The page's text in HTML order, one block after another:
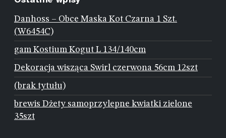
Danhoss – Obce Maska Kot Czarna 1 Szt.
(W6454C)
gam Kostium Kogut L 134/140cm
Dekoracja wisząca Swirl czerwona 56cm 12szt
(brak tytułu)
brewis Dżety samoprzylepne kwiatki zielone
35szt